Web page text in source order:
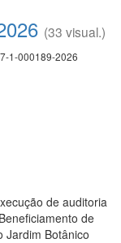
(33 visual.)
1-000189-2026
de auditoria
de
Jardim Botânico